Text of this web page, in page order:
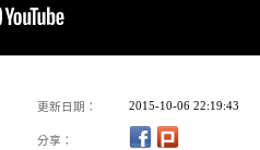
更新日期： 2015-10-06 22:19:43
分享：